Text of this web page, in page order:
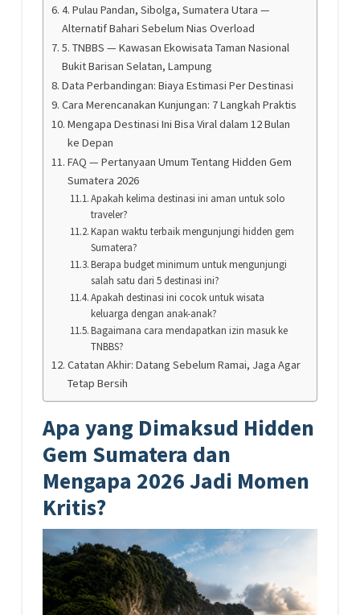
4. Pulau Pandan, Sibolga, Sumatera Utara —
Alternatif Bahari Sebelum Nias Overload
5. TNBBS — Kawasan Ekowisata Taman Nasional
Bukit Barisan Selatan, Lampung
Data Perbandingan: Biaya Estimasi Per Destinasi
Cara Merencanakan Kunjungan: 7 Langkah Praktis
Mengapa Destinasi Ini Bisa Viral dalam 12 Bulan
ke Depan
FAQ — Pertanyaan Umum Tentang Hidden Gem
Sumatera 2026
Apakah kelima destinasi ini aman untuk solo
traveler?
Kapan waktu terbaik mengunjungi hidden gem
Sumatera?
Berapa budget minimum untuk mengunjungi
salah satu dari 5 destinasi ini?
Apakah destinasi ini cocok untuk wisata
keluarga dengan anak-anak?
Bagaimana cara mendapatkan izin masuk ke
TNBBS?
Catatan Akhir: Datang Sebelum Ramai, Jaga Agar
Tetap Bersih
Apa yang Dimaksud Hidden
Gem Sumatera dan
Mengapa 2026 Jadi Momen
Kritis?